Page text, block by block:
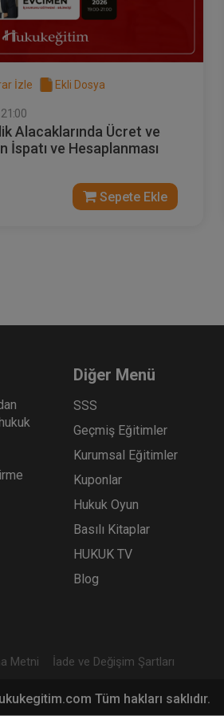
İzle Ekli Dosya
Alacaklarında Ücret ve
İspatı ve Hesaplanması
Sepete Ekle
Diğer Menü
SSS
Geçmiş Eğitimler
Kurumsal Eğitimler
Kuponlar
Hukuk Oyun
Basılı Kitaplar
HUKUK TV
Blog
Metni İade ve Değişim Şartları
Tüm hakları saklıdır.